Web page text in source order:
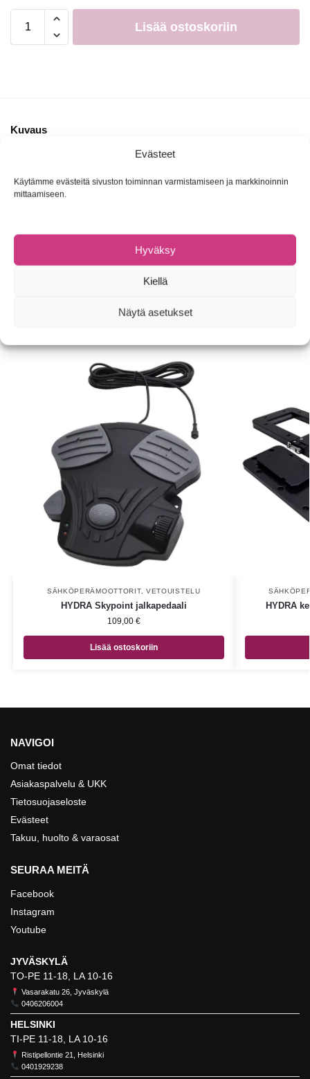
Evästeet
Käytämme evästeitä sivuston toiminnan varmistamiseen ja markkinoinnin
mittaamiseen.
Hyväksy
Kiellä
Näytä asetukset
Lisää ostoskoriin
Kuvaus
lapaisena.
Tuotetunnus (SKU): Ei saatavilla/-tietoa
Tuotemerkki: Shakespeare
SÄHKÖPERÄMOOTTORIT, VETOUISTELU
HYDRA Skypoint jalkapedaali
109,00 €
Lisää ostoskoriin
HYDRA
NAVIGOI
Omat tiedot
Asiakaspalvelu & UKK
Tietosuojaseloste
Evästeet
Takuu, huolto & varaosat
SEURAA MEITÄ
Facebook
Instagram
Youtube
JYVÄSKYLÄ
TO-PE 11-18, LA 10-16
Vasarakatu 26, Jyväskylä
0406206004
HELSINKI
TI-PE 11-18, LA 10-16
Ristipellontie 21, Helsinki
0401929238